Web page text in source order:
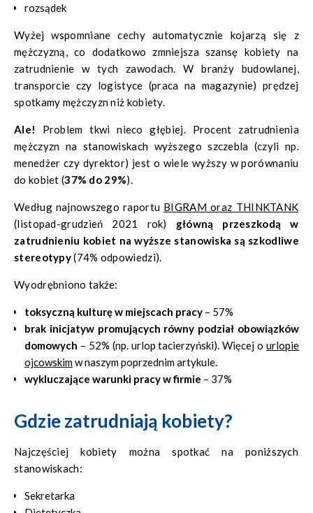
rozsądek
Wyżej wspomniane cechy automatycznie kojarzą się z
mężczyzną, co dodatkowo zmniejsza szansę kobiety na
zatrudnienie w tych zawodach. W branży budowlanej,
transporcie czy logistyce (praca na magazynie) prędzej
spotkamy mężczyzn niż kobiety.
Ale! Problem tkwi nieco głębiej. Procent zatrudnienia
mężczyzn na stanowiskach wyższego szczebla (czyli np.
menedżer czy dyrektor) jest o wiele wyższy w porównaniu
do kobiet (37% do 29%).
Według najnowszego raportu BIGRAM oraz THINKTANK
(listopad-grudzień 2021 rok) główną przeszkodą w
zatrudnieniu kobiet na wyższe stanowiska są szkodliwe
stereotypy(74% odpowiedzi).
Wyodrębniono także:
toksyczną kulturę w miejscach pracy – 57%
brak inicjatyw promujących równy podział obowiązków
domowych – 52% (np. urlop tacierzyński). Więcej o urlopie
ojcowskimw naszym poprzednim artykule.
wykluczające warunki pracy w firmie – 37%
Gdzie zatrudniają kobiety?
Najczęściej kobiety można spotkać na poniższych
stanowiskach:
Sekretarka